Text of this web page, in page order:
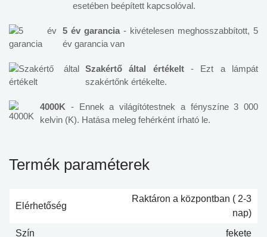
esetében beépített kapcsolóval.
5 év garancia - kivételesen meghosszabbított, 5
év garancia van
Szakértő által értékelt- Ezt a lámpát
szakértőnk értékelte.
4000K - Ennek a világítótestnek a fényszíne 3 000
kelvin (K). Hatása meleg fehérként írható le.
Termék paraméterek
Elérhetőség
Raktáron a központban ( 2-3
nap)
Szín
fekete